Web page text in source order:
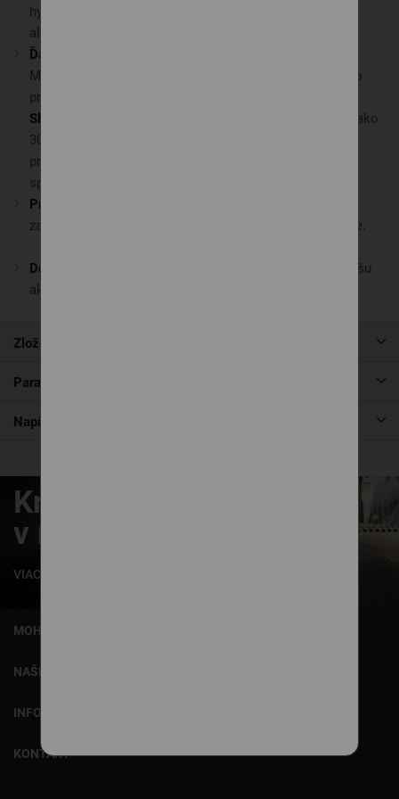
hygienický štandard. Poťah je prateľný a vhodný aj pre
alergikov.
Ďalšie vlastnosti
Matrac je vhodný na
, ktorý podporuje jeho
pružnosť a správne odvetranie.
Slovenská výroba
vyrábame už viac ako
30 rokov vo vlastnom výrobnom závode, s dôrazom na
prvotriedne materiály, precízne spracovanie a zdravý
spánok.
Pre lepšiu hygienu a čistotu matraca
zakúpiť
, ktorý nájdete v našej ponuke.
Dobrý matrac si zaslúži aj kvalitnú posteľ.
Pozrite si našu
aktuálnu ponuku
Zloženie
Parametre produktu
Napíšte nám
Krásne zaspávanie
v našich posteliach
VIAC INFORMÁCIÍ
MOHLO BY VÁS ZAUJÍMAŤ
NAŠE SLUŽBY
INFORMÁCIE
KONTAKT